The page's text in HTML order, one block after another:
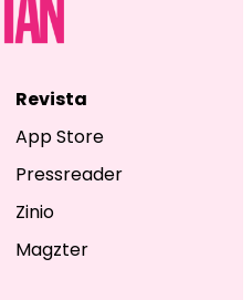
Revista
App Store
Pressreader
Zinio
Magzter